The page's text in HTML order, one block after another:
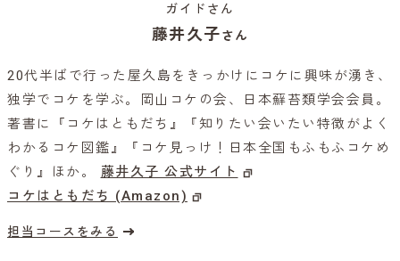
ガイドさん
藤井久子さん
20代半ばで行った屋久島をきっかけにコケに興味が湧き、
独学でコケを学ぶ。岡山コケの会、日本蘚苔類学会会員。
著書に『コケはともだち』『知りたい会いたい特徴がよく
わかるコケ図鑑』『コケ見っけ！日本全国もふもふコケめ
ぐり』ほか。 藤井久子 公式サイト
コケはともだち (Amazon)
担当コースをみる